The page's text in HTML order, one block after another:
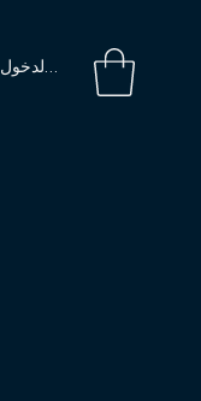
تسجيل الدخول